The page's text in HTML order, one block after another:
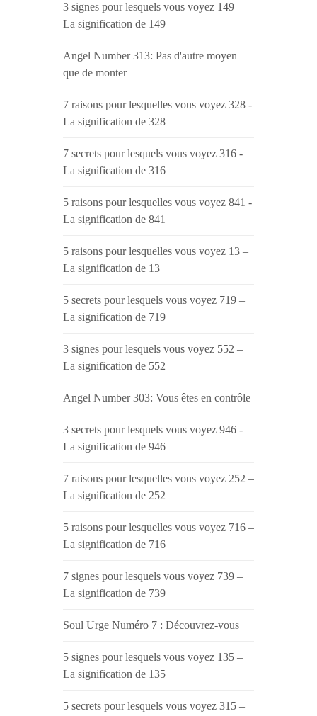
3 signes pour lesquels vous voyez 149 –
La signification de 149
Angel Number 313: Pas d'autre moyen
que de monter
7 raisons pour lesquelles vous voyez 328 -
La signification de 328
7 secrets pour lesquels vous voyez 316 -
La signification de 316
5 raisons pour lesquelles vous voyez 841 -
La signification de 841
5 raisons pour lesquelles vous voyez 13 –
La signification de 13
5 secrets pour lesquels vous voyez 719 –
La signification de 719
3 signes pour lesquels vous voyez 552 –
La signification de 552
Angel Number 303: Vous êtes en contrôle
3 secrets pour lesquels vous voyez 946 -
La signification de 946
7 raisons pour lesquelles vous voyez 252 –
La signification de 252
5 raisons pour lesquelles vous voyez 716 –
La signification de 716
7 signes pour lesquels vous voyez 739 –
La signification de 739
Soul Urge Numéro 7 : Découvrez-vous
5 signes pour lesquels vous voyez 135 –
La signification de 135
5 secrets pour lesquels vous voyez 315 –